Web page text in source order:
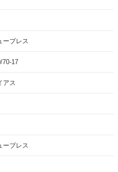
ーブレス
70-17
アス
ーブレス